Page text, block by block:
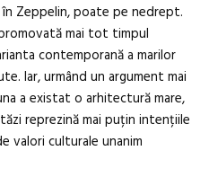
Zeppelin, poate pe nedrept.
mai tot timpul
contemporană a marilor
Iar, urmând un argument mai
a existat o arhitectură mare,
reprezină mai puțin intențiile
valori culturale unanim